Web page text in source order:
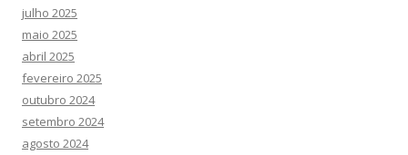
julho 2025
maio 2025
abril 2025
fevereiro 2025
outubro 2024
setembro 2024
agosto 2024